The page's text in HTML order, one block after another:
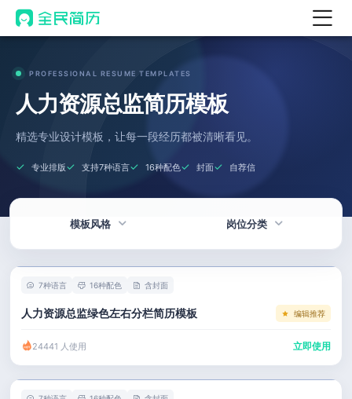
AI 生成简历
AI 优化简历
AI 翻译简历
AI 诊断简历
AI 模拟面试
AI 职场工具 New
简历模板
PROFESSIONAL RESUME TEMPLATES
人力资源总监简历模板
精选专业设计模板，让每一段经历都被清晰看见。
专业排版 支持7种语言 16种配色 封面 自荐信
模板风格
简洁
应届生
左右分栏
考研复试
岗位分类
产品 / 设计
金融 / 汽车
市场 / 运营
人事 / 行政
7种语言 16种配色 含封面
人力资源总监绿色左右分栏简历模板 编辑推荐
24441 人使用 立即使用